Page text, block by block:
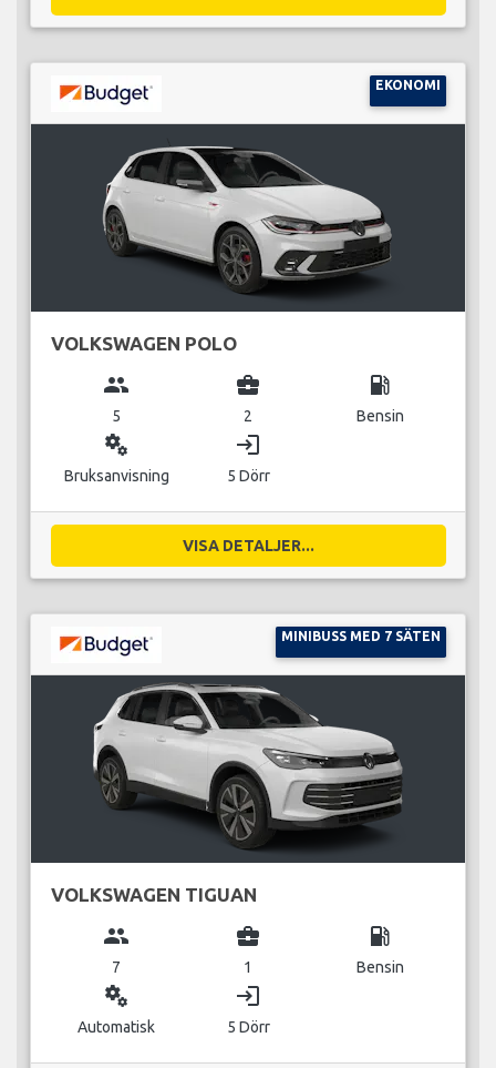
EKONOMI
VOLKSWAGEN POLO
group
5
business_center
2
local_gas_station
Bensin
miscellaneous_services
Bruksanvisning
login
5 Dörr
VISA DETALJER...
MINIBUSS MED 7 SÄTEN
VOLKSWAGEN TIGUAN
group
7
business_center
1
local_gas_station
Bensin
miscellaneous_services
Automatisk
login
5 Dörr